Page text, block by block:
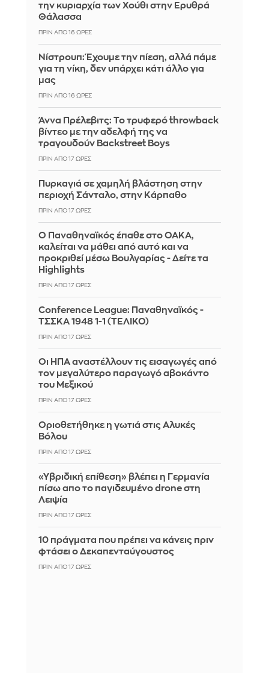
την κυριαρχία των Χούθι στην Ερυθρά
Θάλασσα
ΠΡΙΝ ΑΠΌ 16 ΏΡΕΣ
Νίστρουπ: Έχουμε την πίεση, αλλά πάμε
για τη νίκη, δεν υπάρχει κάτι άλλο για
μας
ΠΡΙΝ ΑΠΌ 16 ΏΡΕΣ
Άννα Πρέλεβιτς: Το τρυφερό throwback
βίντεο με την αδελφή της να
τραγουδούν Backstreet Boys
ΠΡΙΝ ΑΠΌ 17 ΏΡΕΣ
Πυρκαγιά σε χαμηλή βλάστηση στην
περιοχή Σάνταλο, στην Κάρπαθο
ΠΡΙΝ ΑΠΌ 17 ΏΡΕΣ
Ο Παναθηναϊκός έπαθε στο ΟΑΚΑ,
καλείται να μάθει από αυτό και να
προκριθεί μέσω Βουλγαρίας - Δείτε τα
Highlights
ΠΡΙΝ ΑΠΌ 17 ΏΡΕΣ
Conference League: Παναθηναϊκός -
ΤΣΣΚΑ 1948 1-1 (ΤΕΛΙΚΟ)
ΠΡΙΝ ΑΠΌ 17 ΏΡΕΣ
Οι ΗΠΑ αναστέλλουν τις εισαγωγές από
τον μεγαλύτερο παραγωγό αβοκάντο
του Μεξικού
ΠΡΙΝ ΑΠΌ 17 ΏΡΕΣ
Οριοθετήθηκε η γωτιά στις Αλυκές
Βόλου
ΠΡΙΝ ΑΠΌ 17 ΏΡΕΣ
«Υβριδική επίθεση» βλέπει η Γερμανία
πίσω απο το παγιδευμένο drone στη
Λειψία
ΠΡΙΝ ΑΠΌ 17 ΏΡΕΣ
10 πράγματα που πρέπει να κάνεις πριν
φτάσει ο Δεκαπενταύγουστος
ΠΡΙΝ ΑΠΌ 17 ΏΡΕΣ